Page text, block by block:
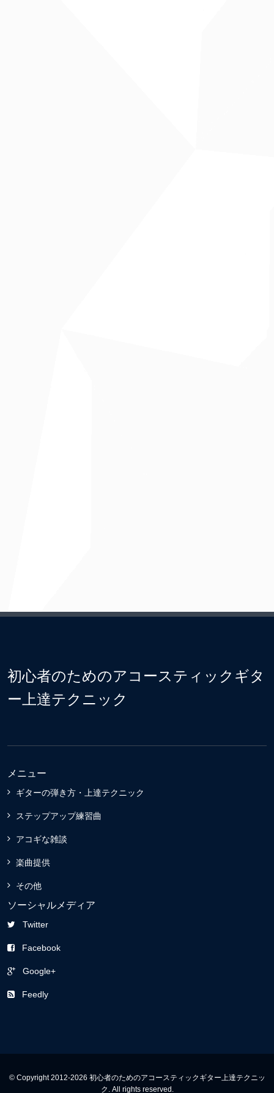
初心者のためのアコースティックギタ
ー上達テクニック
メニュー
ギターの弾き方・上達テクニック
ステップアップ練習曲
アコギな雑談
楽曲提供
その他
ソーシャルメディア
Twitter
Facebook
Google+
Feedly
© Copyright 2012-2026 初心者のためのアコースティックギター上達テクニッ
ク. All rights reserved.